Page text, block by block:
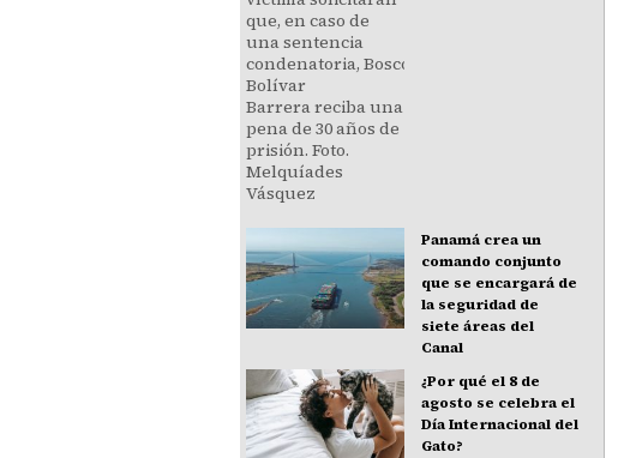
Panamá crea un
comando conjunto
que se encargará de
la seguridad de
siete áreas del
Canal
¿Por qué el 8 de
agosto se celebra el
Día Internacional del
Gato?